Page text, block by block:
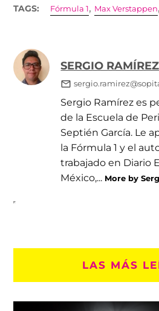
TAGS: Fórmula 1, Max Verstappen,
SERGIO RAMÍREZ
Sergio Ramírez es
de la Escuela de
Septién García. Le
la Fórmula 1 y el
trabajado en Diario
México,... More by
LAS MÁS